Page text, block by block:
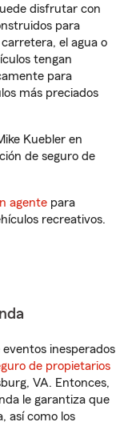
disfrutar con
para
el agua o
tengan
para
más preciados
Kuebler en
de seguro de
agente para
recreativos.
inesperados
de propietarios
VA. Entonces,
le garantiza que
así como los